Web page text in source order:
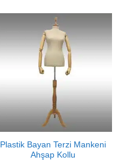
Plastik Bayan Terzi Mankeni
Ahşap Kollu